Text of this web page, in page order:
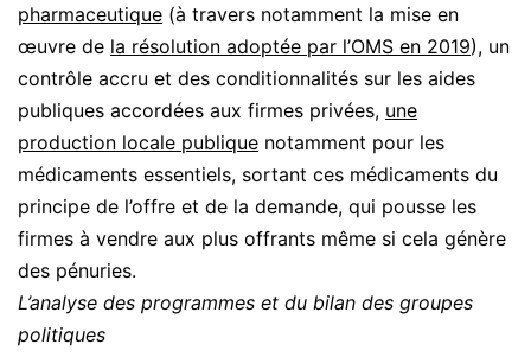
pharmaceutique (à travers notamment la mise en
œuvre de la résolution adoptée par l’OMS en 2019), un
contrôle accru et des conditionnalités sur les aides
publiques accordées aux firmes privées, une
production locale publique notamment pour les
médicaments essentiels, sortant ces médicaments du
principe de l’offre et de la demande, qui pousse les
firmes à vendre aux plus offrants même si cela génère
des pénuries.
L’analyse des programmes et du bilan des groupes
politiques